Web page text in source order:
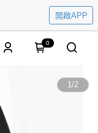
開啟APP
0
1/2